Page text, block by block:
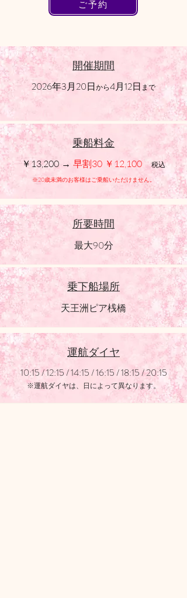
ご予約
開催期間
2026年3月20日から4月12日 まで
​乗船料金
￥13,200 → 早割30 ￥ 12,100 税込
※20歳未満のお客様はご乗船いただけません。
所要時間
​最大90分
乗下船場所
天王洲ピア桟橋
​運航ダイヤ
10:15 / 12:15 / 14:15 / 16:15 / 18:15 / 20:15
​※運航ダイヤは、日によって異なります。